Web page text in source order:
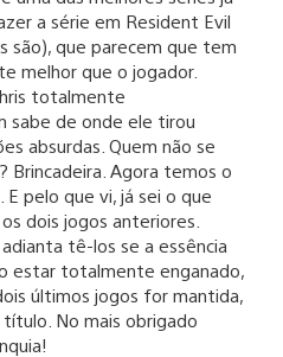
a série em Resident Evil
são), que parecem que tem
melhor que o jogador.
totalmente
sabe de onde ele tirou
absurdas. Quem não se
Brincadeira. Agora temos o
pelo que vi, já sei o que
dois jogos anteriores.
tê-los se a essência
estar totalmente enganado,
últimos jogos for mantida,
No mais obrigado